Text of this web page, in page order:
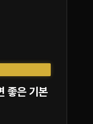
좋은 기본